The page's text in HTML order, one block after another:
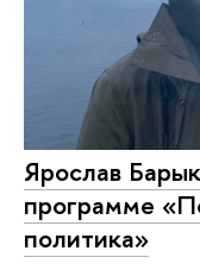
Ярослав
программе
политика»